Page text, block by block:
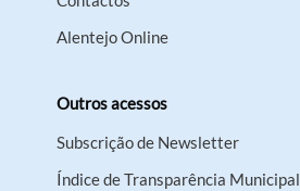
Alentejo Online
Outros acessos
Subscrição de Newsletter
Índice de Transparência Municipal